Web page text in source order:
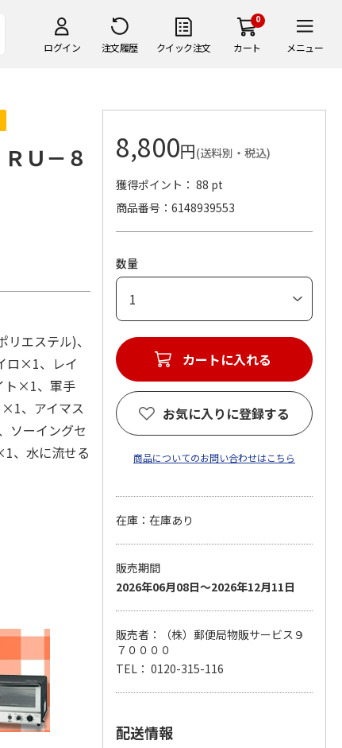
ログイン 注文履歴 クイック注文
0
カート メニュー
Ｕ－８
エステル)、
ロ×1、レイ
ト×1、軍手
、アイマス
ーイングセ
、水に流せる
8,800円(送料別・税込)
獲得ポイント： 88 pt
商品番号
6148939553
数量
カートに入れる
お気に入りに登録する
商品についてのお問い合わせはこちら
在庫：在庫あり
販売期間
2026年06月08日～2026年12月11日
販売者：（株）郵便局物販サービス９
７００００
TEL： 0120-315-116
配送情報